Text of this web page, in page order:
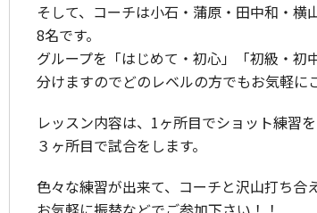
そして、コーチは小石・蒲原・田中和・横
8名です。
グループを「はじめて・初心」「初級・初
分けますのでどのレベルの方でもお気軽に
レッスン内容は、1ヶ所目でショット練習
３ヶ所目で試合をします。
色々な練習が出来て、コーチと沢山打ち合